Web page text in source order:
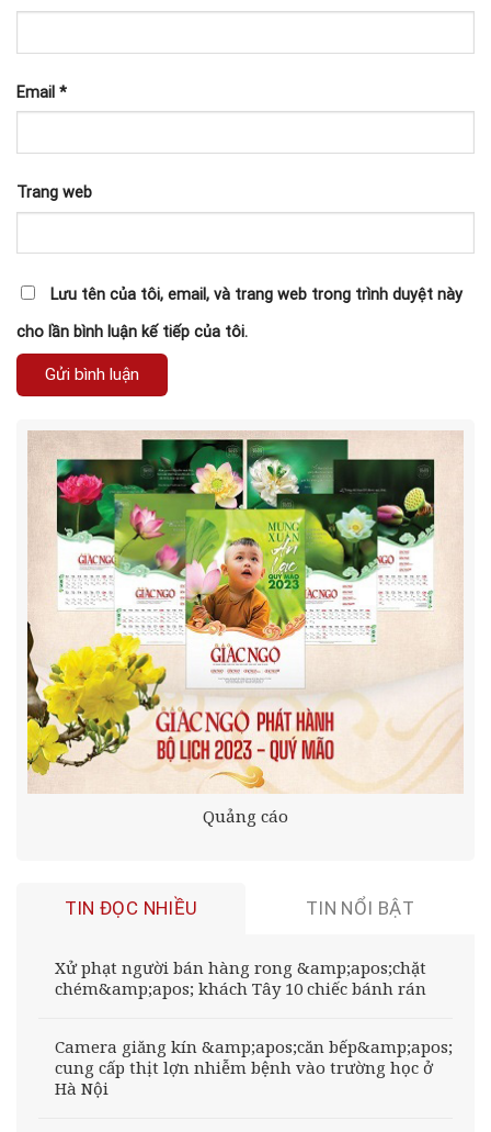
Email *
Trang web
Lưu tên của tôi, email, và trang web trong trình duyệt này
cho lần bình luận kế tiếp của tôi.
Quảng cáo
TIN ĐỌC NHIỀU TIN NỔI BẬT
Xử phạt người bán hàng rong &amp;apos;chặt
chém&amp;apos; khách Tây 10 chiếc bánh rán
Camera giăng kín &amp;apos;căn bếp&amp;apos;
cung cấp thịt lợn nhiễm bệnh vào trường học ở
Hà Nội